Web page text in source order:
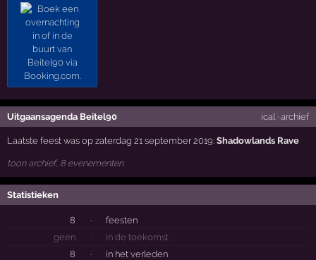
Uitgaansagenda Beitel90 ical· archief
Laatste feest was op zaterdag 21 september 2019:Shadowlands Rave
toon archief, 8 evenementen
Statistieken
8 ·
feesten
geen
·
in de toekomst
8
·
in het verleden